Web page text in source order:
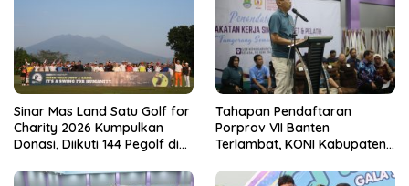
Sinar Mas Land Satu Golf for
Charity 2026 Kumpulkan
Donasi, Diikuti 144 Pegolf di
Tahapan Pendaftaran
Porprov VII Banten
Terlambat, KONI Kabupaten
Kesiapan Panitia